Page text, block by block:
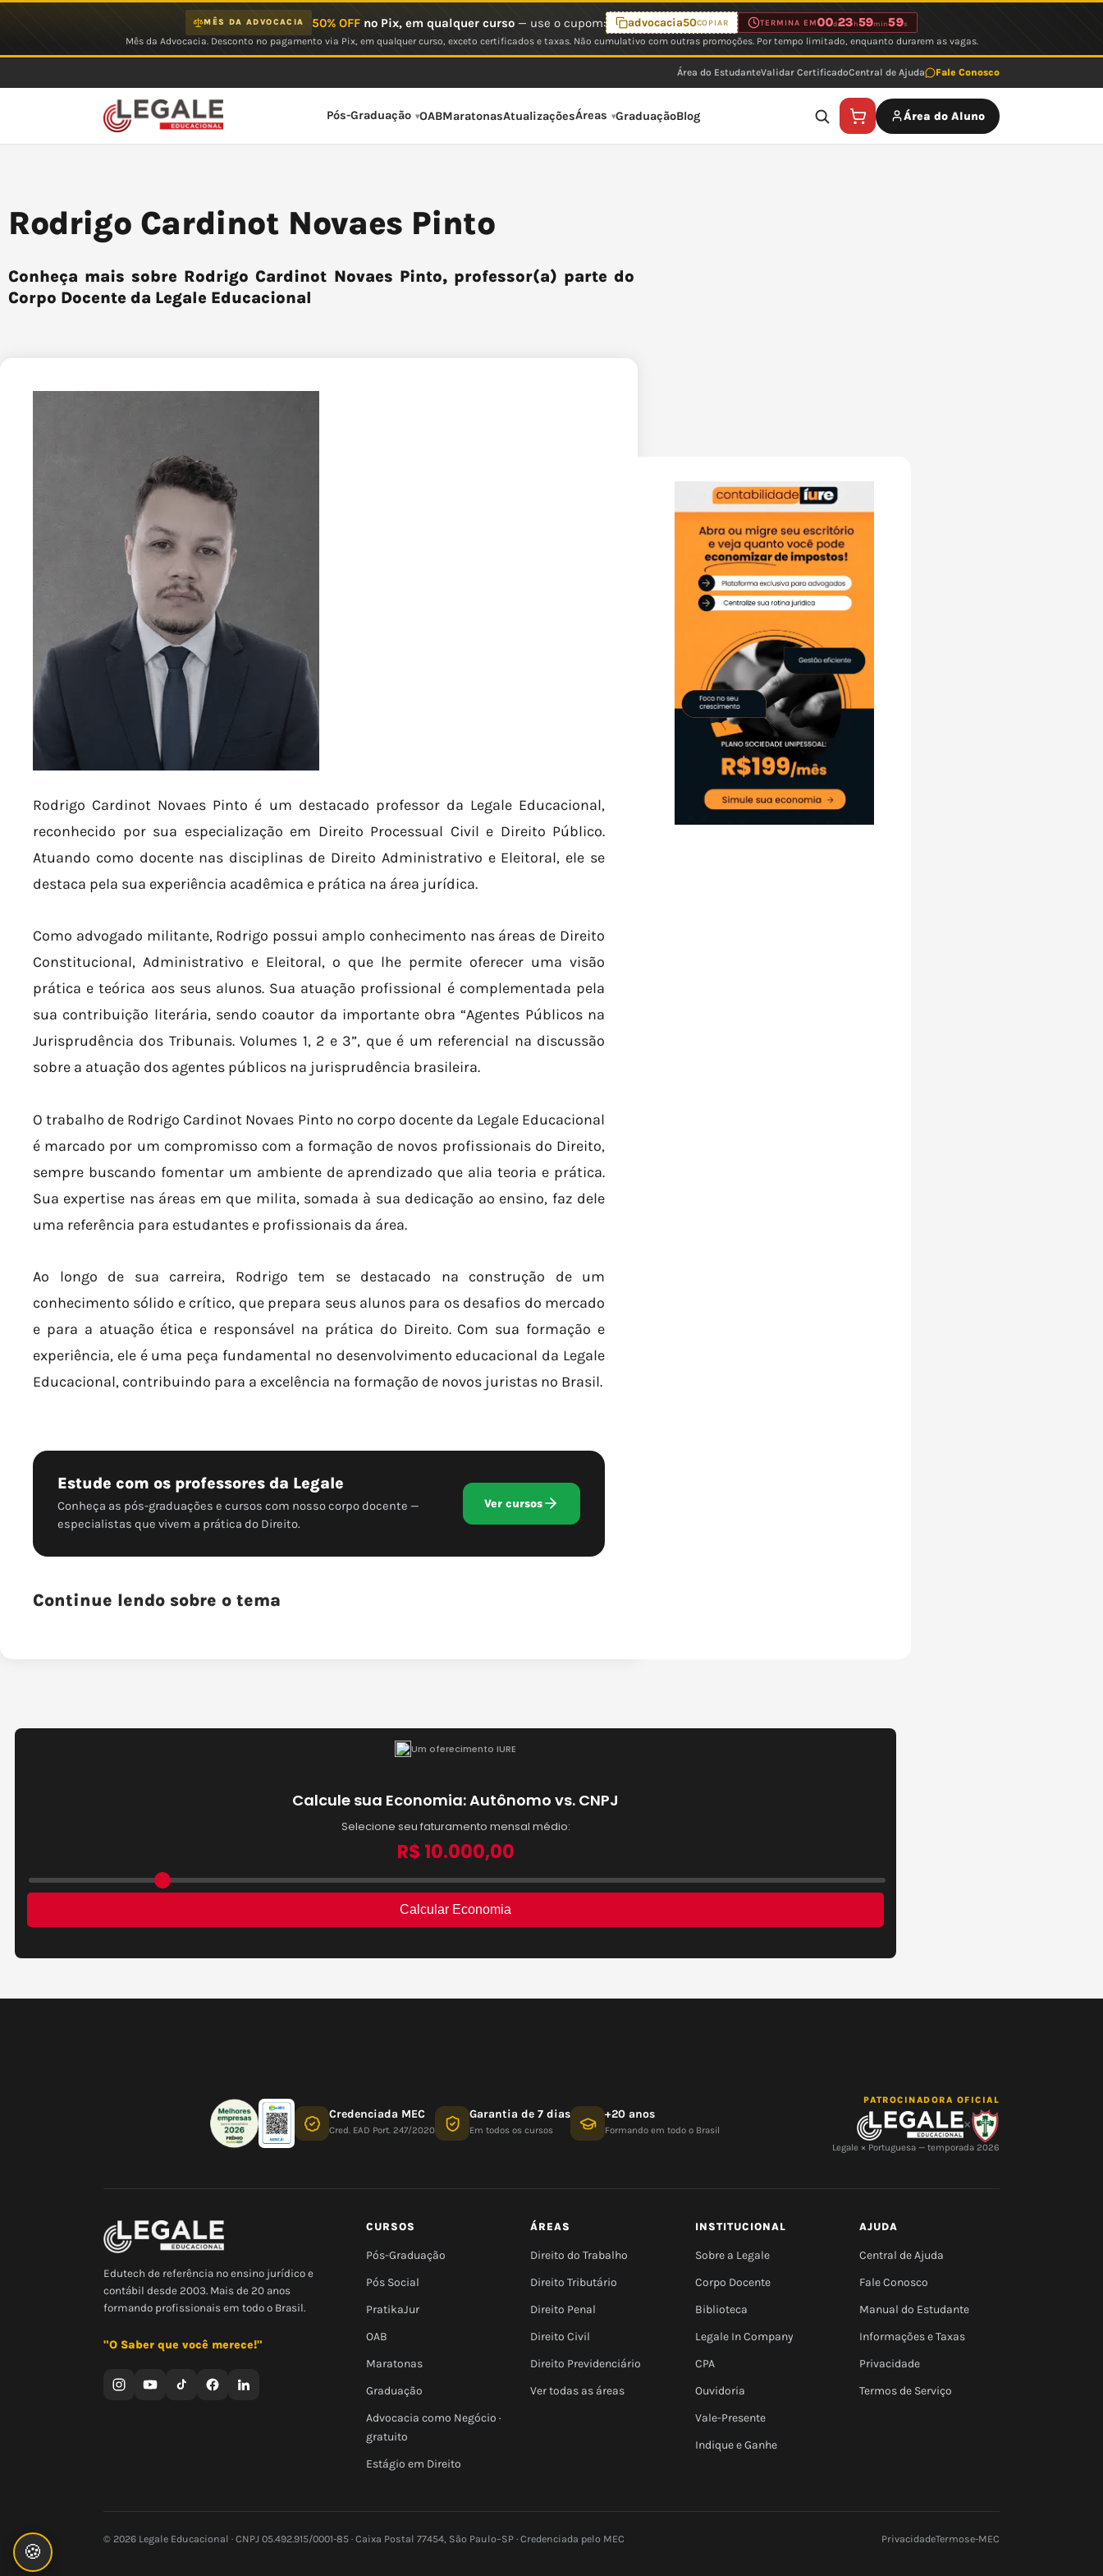
MÊS DA ADVOCACIA 50% OFFno Pix, em qualquer curso— use o cupom: advocacia50COPIAR TERMINA EM00d23 h59min59s
Mês da Advocacia. Desconto no pagamento via Pix, em qualquer curso, exceto certificados e taxas. Não cumulativo com outras promoções. Por tempo limitado, enquanto durarem as vagas.
Área do EstudanteValidar CertificadoCentral de Ajuda Fale Conosco
Pós-Graduação OABMaratonasAtualizaçõesÁreas GraduaçãoBlog Área do Aluno
Rodrigo Cardinot Novaes Pinto
Conheça mais sobre Rodrigo Cardinot Novaes Pinto, professor(a) parte do
Corpo Docente da Legale Educacional
Rodrigo Cardinot Novaes Pinto é um destacado professor da Legale Educacional,
reconhecido por sua especialização em Direito Processual Civil e Direito Público.
Atuando como docente nas disciplinas de Direito Administrativo e Eleitoral, ele se
destaca pela sua experiência acadêmica e prática na área jurídica.
Como advogado militante, Rodrigo possui amplo conhecimento nas áreas de Direito
Constitucional, Administrativo e Eleitoral, o que lhe permite oferecer uma visão
prática e teórica aos seus alunos. Sua atuação profissional é complementada pela
sua contribuição literária, sendo coautor da importante obra “Agentes Públicos na
Jurisprudência dos Tribunais. Volumes 1, 2 e 3”, que é um referencial na discussão
sobre a atuação dos agentes públicos na jurisprudência brasileira.
O trabalho de Rodrigo Cardinot Novaes Pinto no corpo docente da Legale Educacional
é marcado por um compromisso com a formação de novos profissionais do Direito,
sempre buscando fomentar um ambiente de aprendizado que alia teoria e prática.
Sua expertise nas áreas em que milita, somada à sua dedicação ao ensino, faz dele
uma referência para estudantes e profissionais da área.
Ao longo de sua carreira, Rodrigo tem se destacado na construção de um
conhecimento sólido e crítico, que prepara seus alunos para os desafios do mercado
e para a atuação ética e responsável na prática do Direito. Com sua formação e
experiência, ele é uma peça fundamental no desenvolvimento educacional da Legale
Educacional, contribuindo para a excelência na formação de novos juristas no Brasil.
Estude com os professores da Legale
Conheça as pós-graduações e cursos com nosso corpo docente —
especialistas que vivem a prática do Direito.
Ver cursos
Continue lendo sobre o tema
Credenciada MEC
Cred. EAD Port. 247/2020
Garantia de 7 dias
Em todos os cursos
+20 anos
Formando em todo o Brasil
PATROCINADORA OFICIAL
×
Legale × Portuguesa — temporada 2026
Edutech de referência no ensino jurídico e
contábil desde 2003. Mais de 20 anos
formando profissionais em todo o Brasil.
"O Saber que você merece!"
CURSOS
Pós-Graduação
Pós Social
PratikaJur
OAB
Maratonas
Graduação
Advocacia como Negócio ·
gratuito
Estágio em Direito
ÁREAS
Direito do Trabalho
Direito Tributário
Direito Penal
Direito Civil
Direito Previdenciário
Ver todas as áreas
INSTITUCIONAL
Sobre a Legale
Corpo Docente
Biblioteca
Legale In Company
CPA
Ouvidoria
Vale-Presente
Indique e Ganhe
AJUDA
Central de Ajuda
Fale Conosco
Manual do Estudante
Informações e Taxas
Privacidade
Termos de Serviço
© 2026 Legale Educacional · CNPJ 05.492.915/0001-85 · Caixa Postal 77454, São Paulo–SP · Credenciada pelo MEC PrivacidadeTermose-MEC
🍪